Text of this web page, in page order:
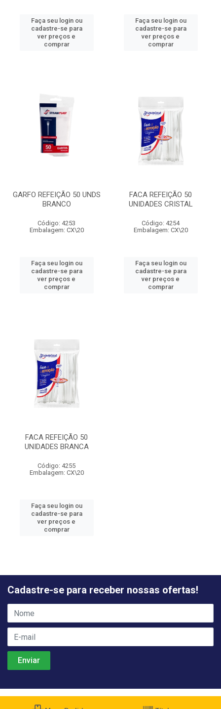
Faça seu login ou
cadastre-se para
ver preços e
comprar
Faça seu login ou
cadastre-se para
ver preços e
comprar
GARFO REFEIÇÃO 50 UNDS
BRANCO
Código: 4253
Embalagem: CX\20
Faça seu login ou
cadastre-se para
ver preços e
comprar
FACA REFEIÇÃO 50
UNIDADES CRISTAL
Código: 4254
Embalagem: CX\20
Faça seu login ou
cadastre-se para
ver preços e
comprar
FACA REFEIÇÃO 50
UNIDADES BRANCA
Código: 4255
Embalagem: CX\20
Faça seu login ou
cadastre-se para
ver preços e
comprar
Cadastre-se para receber nossas ofertas!